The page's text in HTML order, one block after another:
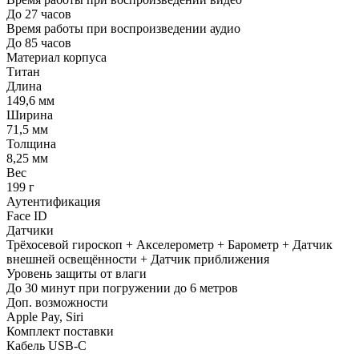
До 27 часов
Время работы при воспроизведении аудио
До 85 часов
Материал корпуса
Титан
Длина
149,6 мм
Ширина
71,5 мм
Толщина
8,25 мм
Вес
199 г
Аутентификация
Face ID
Датчики
Трёхосевой гироскоп + Акселерометр + Барометр + Датчик
внешней освещённости + Датчик приближения
Уровень защиты от влаги
До 30 минут при погружении до 6 метров
Доп. возможности
Apple Pay, Siri
Комплект поставки
Кабель USB-C